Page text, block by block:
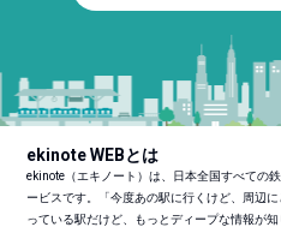
ekinote WEBとは
ekinote（エキノート）は、日本全国すべての
ービスです。「今度あの駅に行くけど、周辺
っている駅だけど、もっとディープな情報が